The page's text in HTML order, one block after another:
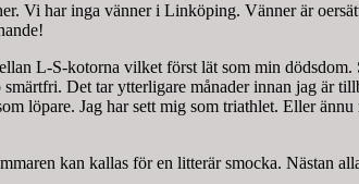
Vi har inga vänner i Linköping. Vänner är
L-S-kotorna vilket först lät som min
Det tar ytterligare månader innan jag är
löpare. Jag har sett mig som triathlet. Eller
kan kallas för en litterär smocka. Nästan